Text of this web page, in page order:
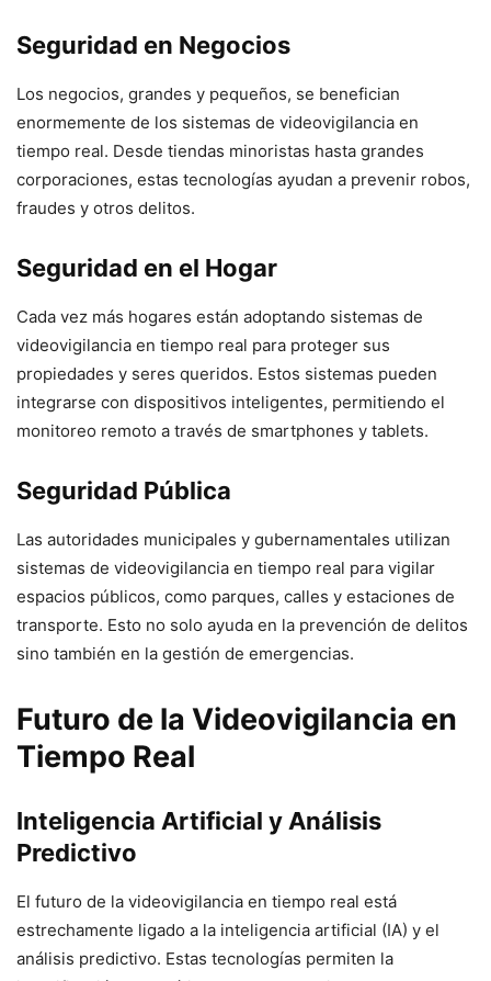
Seguridad en Negocios
Los negocios, grandes y pequeños, se benefician
enormemente de los sistemas de videovigilancia en
tiempo real. Desde tiendas minoristas hasta grandes
corporaciones, estas tecnologías ayudan a prevenir robos,
fraudes y otros delitos.
Seguridad en el Hogar
Cada vez más hogares están adoptando sistemas de
videovigilancia en tiempo real para proteger sus
propiedades y seres queridos. Estos sistemas pueden
integrarse con dispositivos inteligentes, permitiendo el
monitoreo remoto a través de smartphones y tablets.
Seguridad Pública
Las autoridades municipales y gubernamentales utilizan
sistemas de videovigilancia en tiempo real para vigilar
espacios públicos, como parques, calles y estaciones de
transporte. Esto no solo ayuda en la prevención de delitos
sino también en la gestión de emergencias.
Futuro de la Videovigilancia en
Tiempo Real
Inteligencia Artificial y Análisis
Predictivo
El futuro de la videovigilancia en tiempo real está
estrechamente ligado a la inteligencia artificial (IA) y el
análisis predictivo. Estas tecnologías permiten la